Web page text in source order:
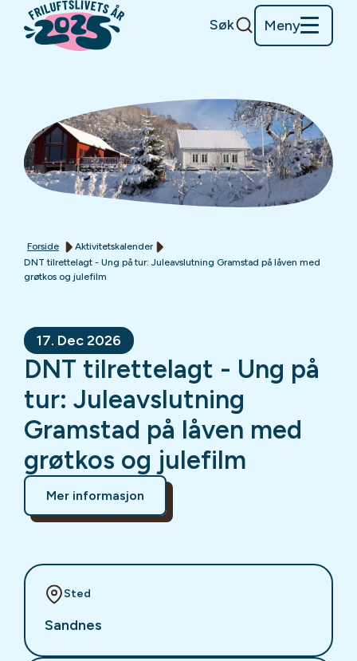
Søk Meny
Forside
Aktivitetskalender
DNT tilrettelagt - Ung på tur: Juleavslutning Gramstad på låven med
grøtkos og julefilm
17. Dec 2026
DNT tilrettelagt - Ung på
tur: Juleavslutning
Gramstad på låven med
grøtkos og julefilm
Mer informasjon
Sted
Sandnes